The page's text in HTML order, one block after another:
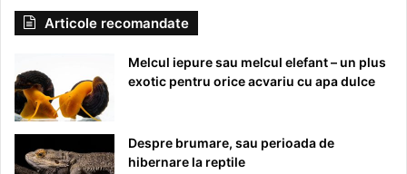
Articole recomandate
Melcul iepure sau melcul elefant – un plus
exotic pentru orice acvariu cu apa dulce
Despre brumare, sau perioada de
hibernare la reptile